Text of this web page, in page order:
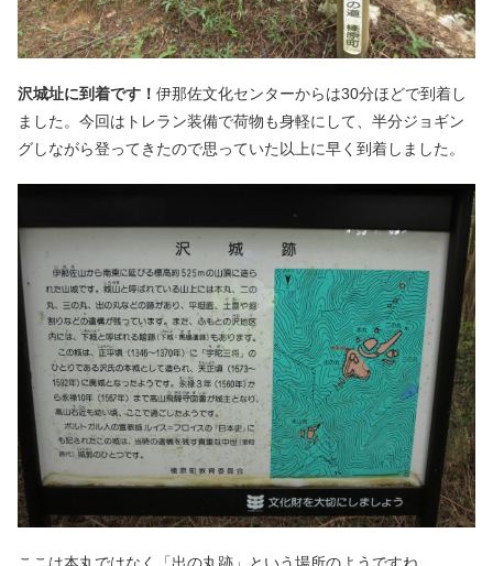
沢城址に到着です！ 伊那佐文化センターからは30分ほどで到着し
ました。今回はトレラン装備で荷物も身軽にして、半分ジョギン
グしながら登ってきたので思っていた以上に早く到着しました。